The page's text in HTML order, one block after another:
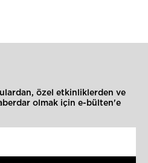
özel etkinliklerden ve
olmak için e-bülten'e